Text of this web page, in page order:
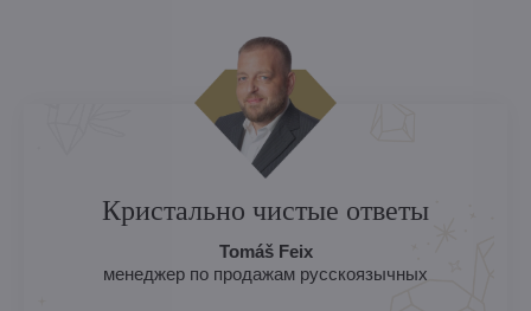
Кристально чистые ответы
Tomáš Feix
менеджер по продажам русскоязычных